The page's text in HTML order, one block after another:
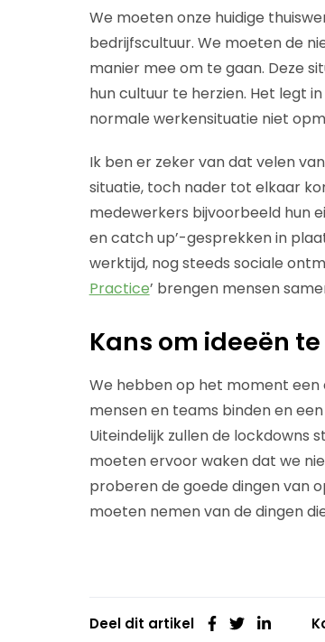
We moeten onze huidige
bedrijfscultuur. We moeten de
manier mee om te gaan. Deze
hun cultuur te herzien. Het legt
normale werkensituatie niet
Ik ben er zeker van dat velen
situatie, toch nader tot elkaar
medewerkers bijvoorbeeld hun
en catch up’-gesprekken in
werktijd, nog steeds sociale
Practice’ brengen mensen
Kans om ideeën
We hebben op het moment
mensen en teams binden en
Uiteindelijk zullen de lockdowns
moeten ervoor waken dat we
proberen de goede dingen van
moeten nemen van de dingen
Deel dit artikel